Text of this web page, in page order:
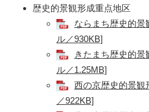
歴史的景観形成重点地区
ならまち歴史的景
ル／930KB]
きたまち歴史的景
ル／1.25MB]
西の京歴史的景観
／922KB]